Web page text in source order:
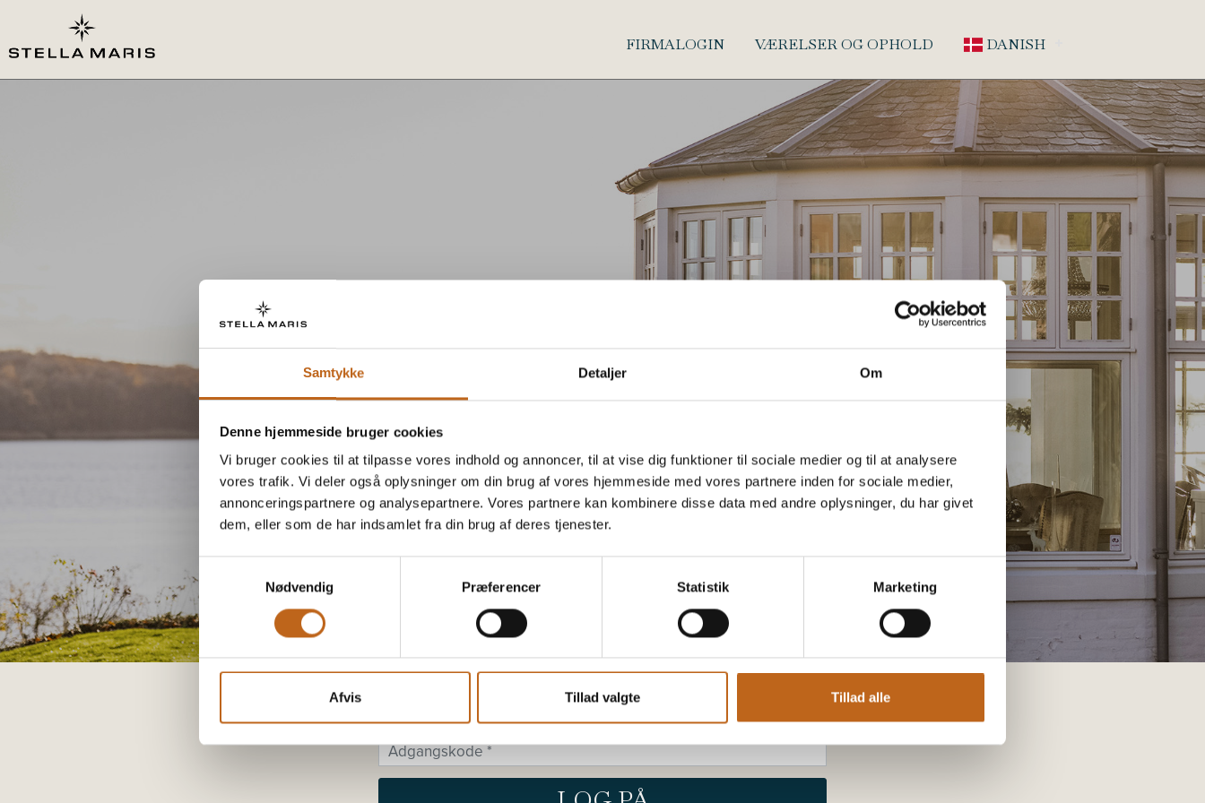
Samtykke Detaljer Om
Denne hjemmeside bruger cookies
Vi bruger cookies til at tilpasse vores indhold og annoncer, til at vise dig funktioner til sociale medier og til at analysere
vores trafik. Vi deler også oplysninger om din brug af vores hjemmeside med vores partnere inden for sociale medier,
annonceringspartnere og analysepartnere. Vores partnere kan kombinere disse data med andre oplysninger, du har givet
dem, eller som de har indsamlet fra din brug af deres tjenester.
Nødvendig
Præferencer Statistik Marketing
Afvis Tillad valgte Tillad alle
FIRMALOGIN VÆRELSER OG OPHOLD DANISH
Log ind for at lave booking med med en firmaaftale.